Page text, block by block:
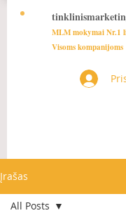
MLM mokymai Nr.1
Visoms kompanijoms
Įrašas
All Posts